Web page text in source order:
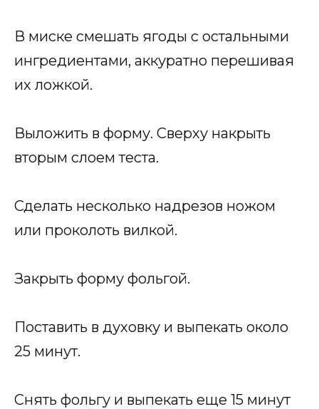
В миске смешать ягоды с остальными
ингредиентами, аккуратно перешивая
их ложкой.
Выложить в форму. Сверху накрыть
вторым слоем теста.
Сделать несколько надрезов ножом
или проколоть вилкой.
Закрыть форму фольгой.
Поставить в духовку и выпекать около
25 минут.
Снять фольгу и выпекать еще 15 минут